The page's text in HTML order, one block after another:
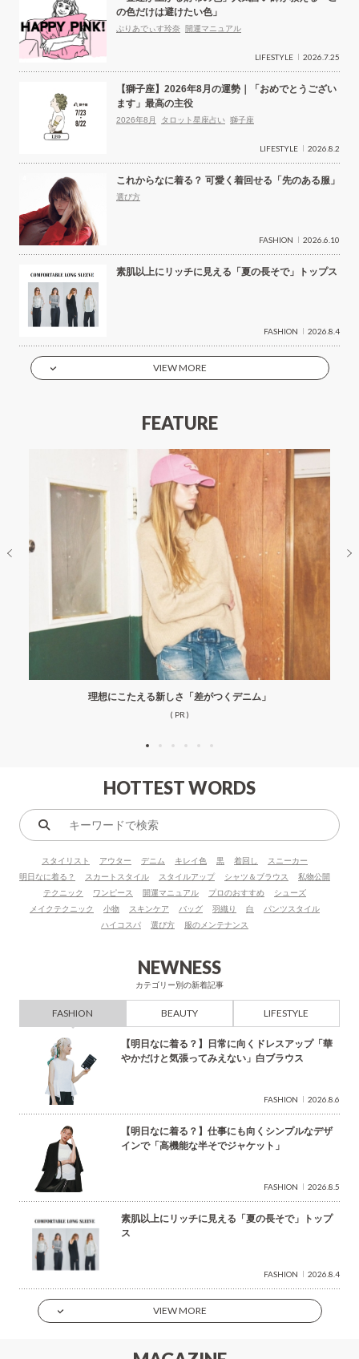
の色だけは避けたい色」
ぷりあでぃす玲奈 開運マニュアル
LIFESTYLE 2026.7.25
【獅子座】2026年8月の運勢｜「おめでとうござい
ます」最高の主役
2026年8月 タロット星座占い 獅子座
LIFESTYLE 2026.8.2
これからなに着る？ 可愛く着回せる「先のある服」
選び方
FASHION 2026.6.10
素肌以上にリッチに見える「夏の長そで」トップス
FASHION 2026.8.4
VIEW MORE
FEATURE
理想にこたえる新しさ「差がつくデニム」
( PR )
HOTTEST WORDS
キ
ワ
ー
ド
で
スタイリスト アウター デニム キレイ色 黒 着回し
スニーカー
明日なに着る？
スカートスタイル スタイルアップ シャツ＆ブラウス
私物公開
テクニック
ワンピース 開運マニュアル プロのおすすめ
シューズ
メイクテクニック
小物 スキンケア バッグ 羽織り 白
パンツスタイル
ハイコスパ
選び方 服のメンテナンス
NEWNESS
カテゴリー別の新着記事
FASHION BEAUTY LIFESTYLE
【明日なに着る？】日常に向くドレスアップ「華
やかだけと気張ってみえない」白ブラウス
FASHION 2026.8.6
【明日なに着る？】仕事にも向くシンプルなデザ
インで「高機能な半そでジャケット」
FASHION 2026.8.5
素肌以上にリッチに見える「夏の長そで」トップ
ス
FASHION 2026.8.4
VIEW MORE